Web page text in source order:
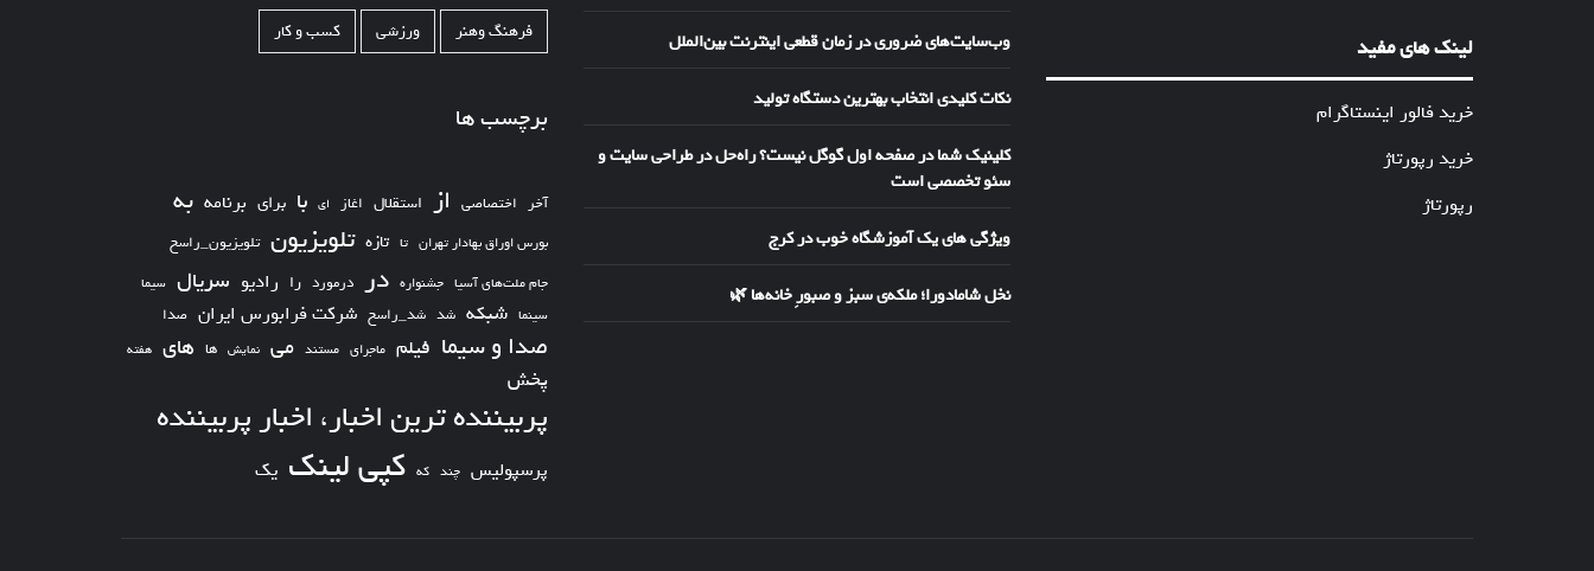
لینک های مفید
خرید فالور اینستاگرام
خرید رپورتاژ
رپورتاژ
وب‌سایت‌های ضروری در زمان قطعی اینترنت بین‌الملل
نکات کلیدی انتخاب بهترین دستگاه تولید
کلینیک شما در صفحه اول گوگل نیست؟ راه‌حل در طراحی سایت و
سئو تخصصی است
ویژگی های یک آموزشگاه خوب در کرج
نخل شامادورا؛ ملکه‌ی سبز و صبورِ خانه‌ها 🌿
فرهنگ وهنر ورزشی کسب و کار
برچسب ها
آخر اختصاصی از استقلال اغاز ای با برای برنامه به
بورس اوراق بهادار تهران تا تازه تلویزیون تلویزیون_راسخ
جام ملت‌های آسیا جشنواره در درمورد را رادیو سریال سیما
سینما شبکه شد شد_راسخ شرکت فرابورس ایران صدا
صدا و سیما فیلم ماجرای مستند می نمایش ها های هفته
پخش
پربیننده ترین اخبار، اخبار پربیننده
پرسپولیس چند که کپی لینک یک